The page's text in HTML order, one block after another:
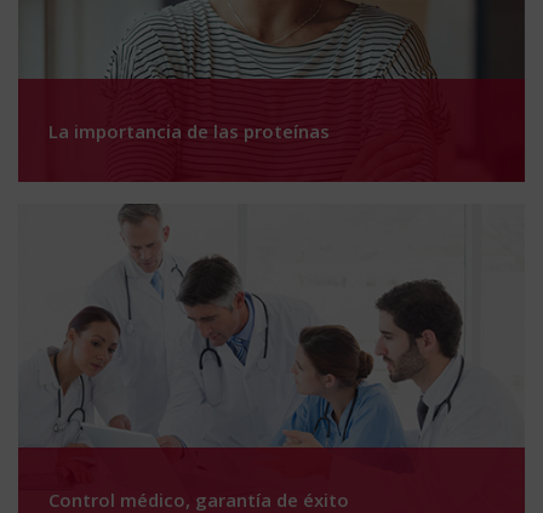
La importancia de las proteínas
Control médico, garantía de éxito